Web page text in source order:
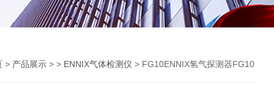
> 产品展示 > > ENNIX气体检测仪 > FG10ENNIX氢气探测器FG10